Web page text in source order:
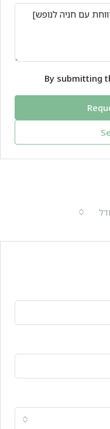
By submitting